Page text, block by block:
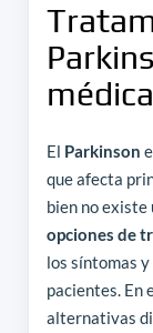
El Parkinson
que afecta
bien no
opciones de
los síntomas
pacientes. En
alternativas